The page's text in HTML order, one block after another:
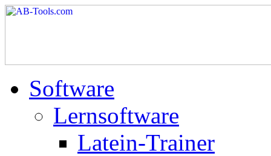
Software
Lernsoftware
Latein-Trainer